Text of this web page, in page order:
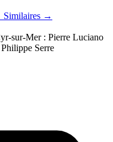
Similaires →